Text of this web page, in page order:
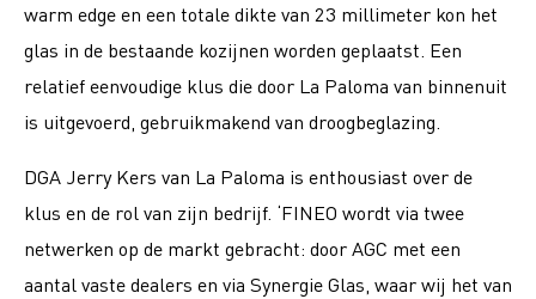
warm edge en een totale dikte van 23 millimeter kon het
glas in de bestaande kozijnen worden geplaatst. Een
relatief eenvoudige klus die door La Paloma van binnenuit
is uitgevoerd, gebruikmakend van droogbeglazing.
DGA Jerry Kers van La Paloma is enthousiast over de
klus en de rol van zijn bedrijf. ‘FINEO wordt via twee
netwerken op de markt gebracht: door AGC met een
aantal vaste dealers en via Synergie Glas, waar wij het van